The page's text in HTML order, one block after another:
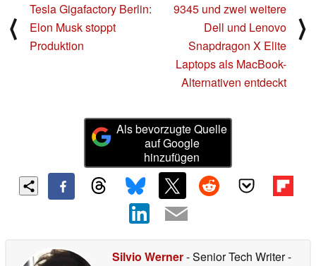
⟨
Tesla Gigafactory Berlin:
Elon Musk stoppt
Produktion
9345 und zwei weitere
Dell und Lenovo
Snapdragon X Elite
Laptops als MacBook-
Alternativen entdeckt
⟩
Als bevorzugte Quelle
auf Google
hinzufügen
Silvio Werner- Senior Tech Writer-